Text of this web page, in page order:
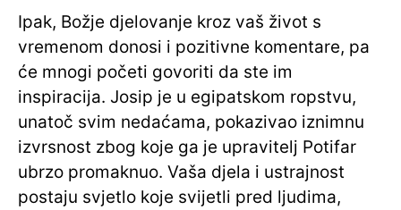
Ipak, Božje djelovanje kroz vaš život s
vremenom donosi i pozitivne komentare, pa
će mnogi početi govoriti da ste im
inspiracija. Josip je u egipatskom ropstvu,
unatoč svim nedaćama, pokazivao iznimnu
izvrsnost zbog koje ga je upravitelj Potifar
ubrzo promaknuo. Vaša djela i ustrajnost
postaju svjetlo koje svijetli pred ljudima,